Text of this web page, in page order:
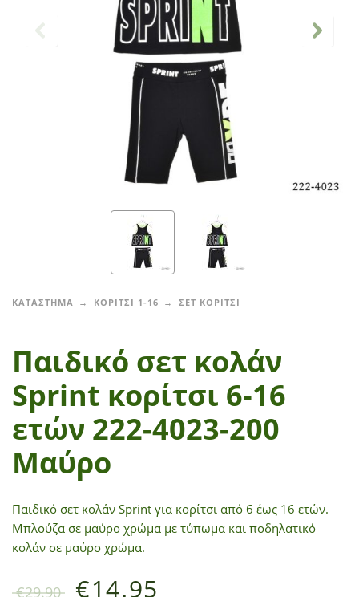
ΚΑΤΑΣΤΗΜΑ ΚΟΡΙΤΣΙ 1-16 ΣΕΤ ΚΟΡΙΤΣΙ
Παιδικό σετ κολάν
Sprint κορίτσι 6-16
ετών 222-4023-200
Μαύρο
Παιδικό σετ κολάν Sprint για κορίτσι από 6 έως 16 ετών.
Μπλούζα σε μαύρο χρώμα με τύπωμα και ποδηλατικό
κολάν σε μαύρο χρώμα.
€29.90 €14.95